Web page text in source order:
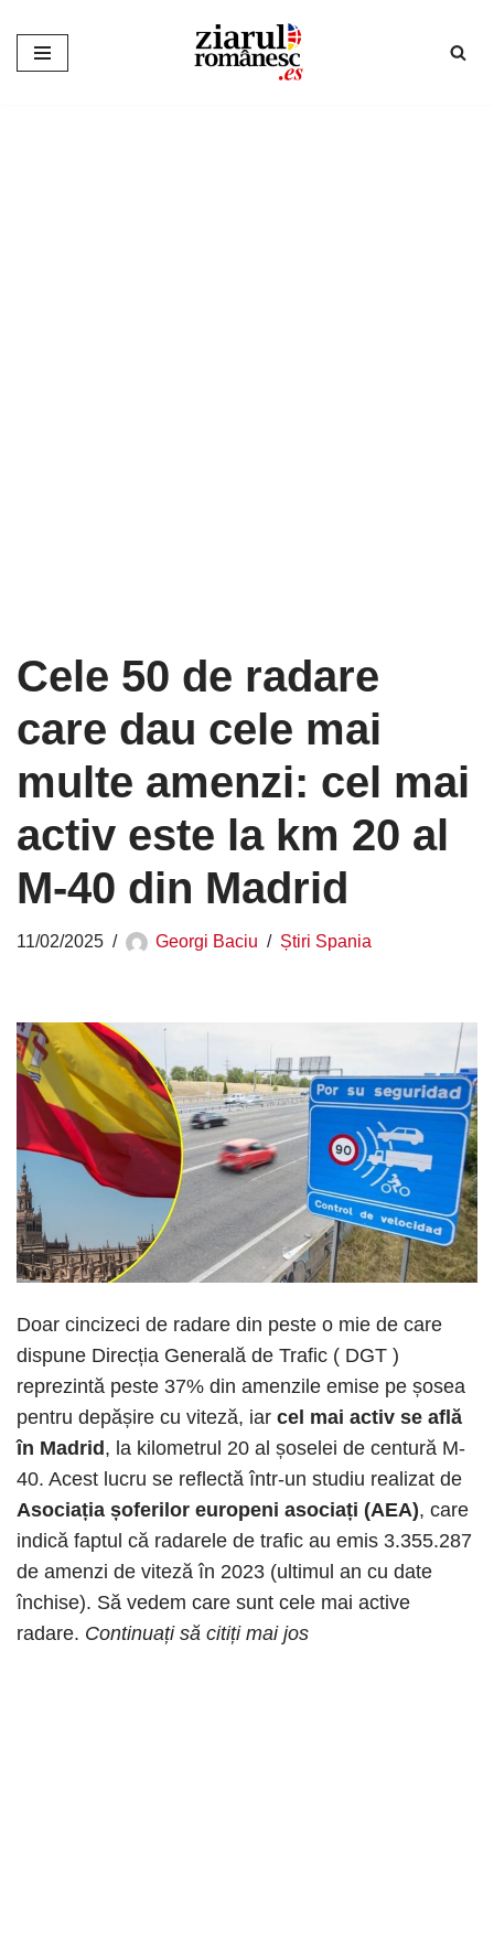
Sari
Cele 50 de radare
care dau cele mai
multe amenzi: cel mai
activ este la km 20 al
M-40 din Madrid
11/02/2025 Georgi Baciu Știri Spania
Doar cincizeci de radare din peste o mie de care
dispune Direcția Generală de Trafic ( DGT )
reprezintă peste 37% din amenzile emise pe șosea
pentru depășire cu viteză, iar cel mai activ se află
în Madrid, la kilometrul 20 al șoselei de centură M-
40. Acest lucru se reflectă într-un studiu realizat de
Asociația șoferilor europeni asociați (AEA), care
indică faptul că radarele de trafic au emis 3.355.287
de amenzi de viteză în 2023 (ultimul an cu date
închise). Să vedem care sunt cele mai active
radare. Continuați să citiți mai jos